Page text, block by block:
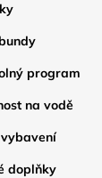
program
na vodě
doplňky